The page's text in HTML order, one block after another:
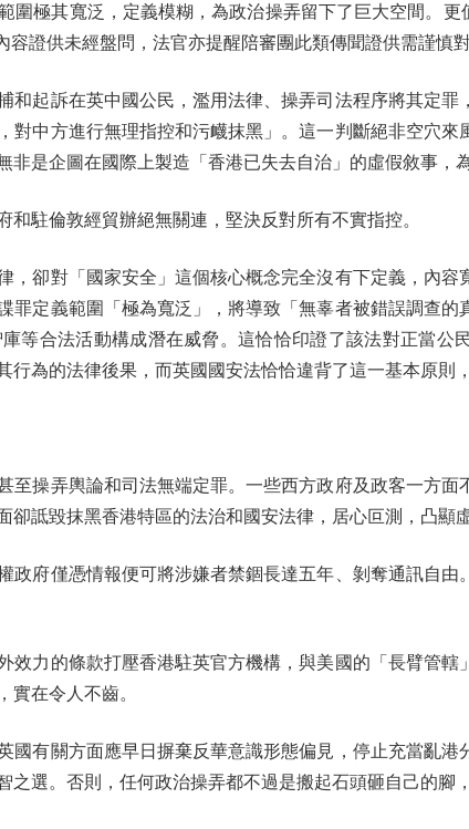
極其寬泛，定義模糊，為政治操弄留下了巨大空間。更
證供未經盤問，法官亦提醒陪審團此類傳聞證供需謹慎
起訴在英中國公民，濫用法律、操弄司法程序將其定罪
對中方進行無理指控和污衊抹黑」。這一判斷絕非空穴來
是企圖在國際上製造「香港已失去自治」的虛假敘事，
駐倫敦經貿辦絕無關連，堅決反對所有不實指控。
卻對「國家安全」這個核心概念完全沒有下定義，內容
罪定義範圍「極為寬泛」，將導致「無辜者被錯誤調查
等合法活動構成潛在威脅。這恰恰印證了該法對正當
為的法律後果，而英國國安法恰恰違背了這一基本原則
操弄輿論和司法無端定罪。一些西方政府及政客一方面
詆毀抹黑香港特區的法治和國安法律，居心叵測，凸顯
府僅憑情報便可將涉嫌者禁錮長達五年、剝奪通訊自由
力的條款打壓香港駐英官方機構，與美國的「長臂管轄
實在令人不齒。
有關方面應早日摒棄反華意識形態偏見，停止充當亂港
選。否則，任何政治操弄都不過是搬起石頭砸自己的腳